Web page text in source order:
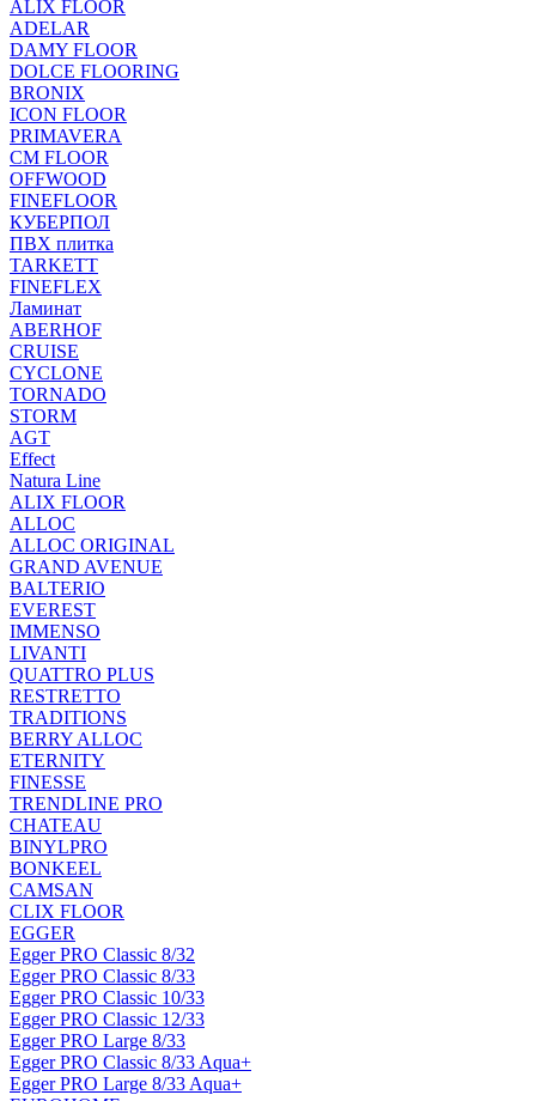
ALIX FLOOR
ADELAR
DAMY FLOOR
DOLCE FLOORING
BRONIX
ICON FLOOR
PRIMAVERA
CM FLOOR
OFFWOOD
FINEFLOOR
КУБЕРПОЛ
ПВХ плитка
TARKETT
FINEFLEX
Ламинат
ABERHOF
CRUISE
CYCLONE
TORNADO
STORM
AGT
Effect
Natura Line
ALIX FLOOR
ALLOC
ALLOC ORIGINAL
GRAND AVENUE
BALTERIO
EVEREST
IMMENSO
LIVANTI
QUATTRO PLUS
RESTRETTO
TRADITIONS
BERRY ALLOC
ETERNITY
FINESSE
TRENDLINE PRO
CHATEAU
BINYLPRO
BONKEEL
CAMSAN
CLIX FLOOR
EGGER
Egger PRO Classic 8/32
Egger PRO Classic 8/33
Egger PRO Classic 10/33
Egger PRO Classic 12/33
Egger PRO Large 8/33
Egger PRO Classic 8/33 Aqua+
Egger PRO Large 8/33 Aqua+